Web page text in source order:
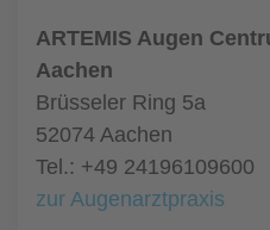
ARTEMIS Augen
Aachen
Brüsseler Ring 5a
52074 Aachen
Tel.: +49 24196109600
zur Augenarztpraxis